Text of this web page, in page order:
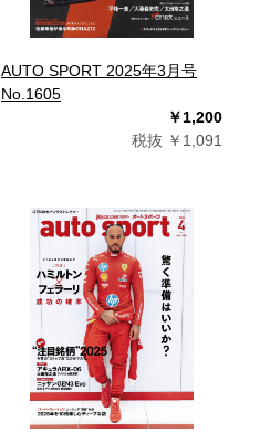
AUTO SPORT 2025年3月号
No.1605
￥1,200
税抜 ￥1,091